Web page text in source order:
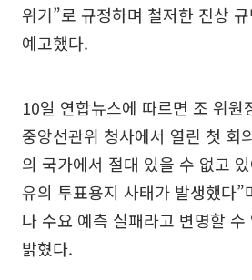
위기”로 규정하며 철저한 진상
예고했다.
10일 연합뉴스에 따르면 조 위원
중앙선관위 청사에서 열린 첫 회
의 국가에서 절대 있을 수 없고
유의 투표용지 사태가 발생했다”
나 수요 예측 실패라고 변명할 수
밝혔다.